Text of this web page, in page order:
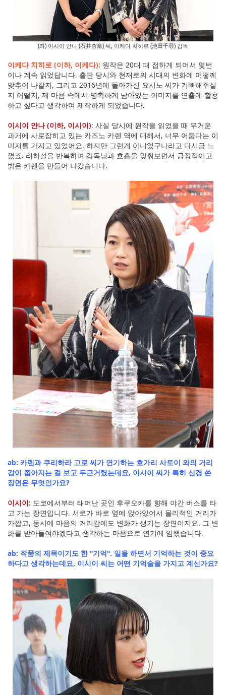
(좌) 이시이 안나 (石井杏奈) 씨, 이케다 치히로 (池田千尋) 감독
이케다 치히로 (이하, 이케다): 원작은 20대 때 접하게 되어서 몇번
이나 계속 읽었답니다. 출판 당시와 현재로의 시대의 변화에 어떻께
맞추어 나갈지, 그리고 2016년에 돌아가신 요시노 씨가 기뻐해주실
지 어떨지, 제 마음 속에서 명확하게 남아있는 이미지를 연출에 활용
하고 싶다고 생각하여 제작하게 되었습니다.
이시이 안나 (이하, 이시이): 사실 당시에 원작을 읽었을 때 무거운
과거에 사로잡히고 있는 카즈노 카렌 역에 대해서, 너무 어둡다는 이
미지를 가지고 있었어요. 하지만 그런게 아니었구나라고 다시금 느
꼈죠. 리허설을 반복하며 감독님과 호흡을 맞춰보면서 긍정적이고
밝은 카렌을 만들어 나갔습니다.
ab: 카렌과 쿠리하라 고로 씨가 연기하는 호가리 사토이 와의 거리
감이 좁아지는 걸 보고 두근거렸는데요, 이시이 씨가 특히 신경 쓴
장면은 무엇인가요?
이시이: 도쿄에서부터 태어난 곳인 후쿠오카를 향해 야간 버스를 타
고 가는 장면입니다. 서로가 바로 옆에 앉아있어서 물리적인 거리가
가깝고, 동시에 마음의 거리감에도 변화가 생기는 장면이지요. 그 변
화를 받아들여야겠다고 생각하는 마음으로 연기에 임했습니다.
ab: 작품의 제목이기도 한 "기억". 일을 하면서 기억하는 것이 중요
하다고 생각하는데요, 이시이 씨는 어떤 기억술을 가지고 계신가요?